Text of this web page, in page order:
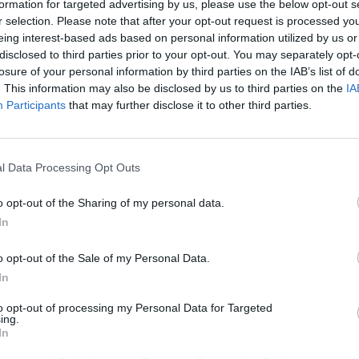
for targeted advertising by us, please use the below opt-out
selection. Please note that after your opt-out request is processed
interest-based ads based on personal information utilized by us
to third parties prior to your opt-out. You may separately
of your personal information by third parties on the IAB’s list of
This information may also be disclosed by us to third parties on the
Participants that may further disclose it to other third parties.
Data Processing Opt Outs
opt-out of the Sharing of my personal data.
opt-out of the Sale of my Personal Data.
opt-out of processing my Personal Data for Targeted
kuitenkin Ruotsi, joka nappasi kolme pistettä
Ruotsin maajoukkueeseen.
Espanjan vieraana, kun lukemat tasattiin 1-1.
Alvaro Morataniskemällä maalilla.
Kreikalle karsintojen avausmaalin ja tasoitti
tasattiin lukemin 1-1. Espanjan kapteeni
raporttien mukaan kyseessä oli suunniteltu
huippuhetket: